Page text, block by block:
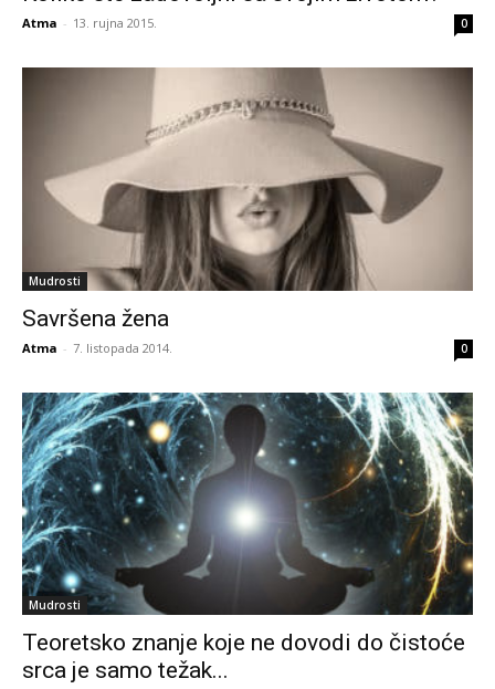
Atma - 13. rujna 2015. 0
Mudrosti
Savršena žena
Atma - 7. listopada 2014. 0
Mudrosti
Teoretsko znanje koje ne dovodi do čistoće
srca je samo težak...